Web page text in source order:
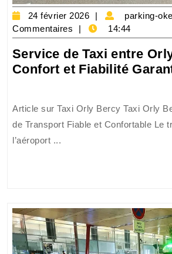
24 février 2026
24
février
2026
parking-
Commentaires
14:44
Service de Taxi entre
Confort et Fiabilité
Article sur Taxi Orly Bercy Taxi Orly
de Transport Fiable et Confortable Le
l’aéroport ...